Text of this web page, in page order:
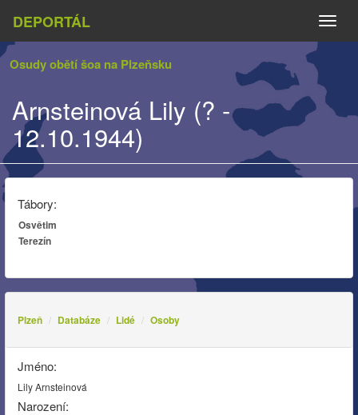
DEPORTÁL
Osudy obětí šoa na Plzeňsku
Arnsteinová Lily (? -
12.10.1944)
Tábory:
Osvětim
Terezín
Plzeň Databáze Lidé Osoby
Jméno:
Lily Arnsteinová
Narození: